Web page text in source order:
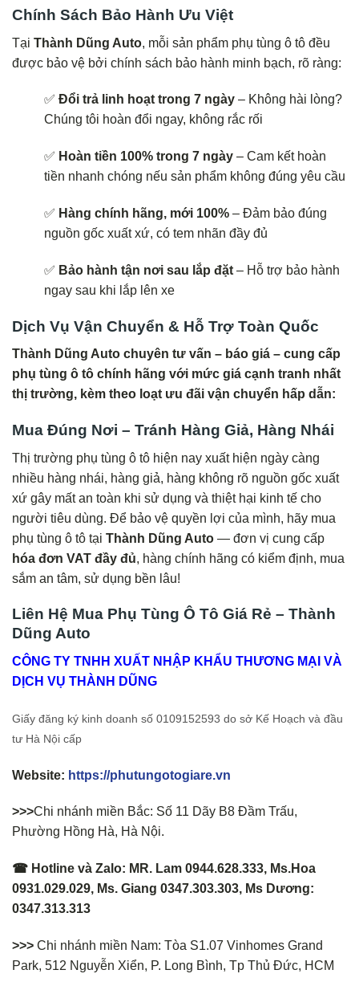
Chính Sách Bảo Hành Ưu Việt
Tại Thành Dũng Auto, mỗi sản phẩm phụ tùng ô tô đều
được bảo vệ bởi chính sách bảo hành minh bạch, rõ ràng:
✅ Đổi trả linh hoạt trong 7 ngày – Không hài lòng?
Chúng tôi hoàn đổi ngay, không rắc rối
✅ Hoàn tiền 100% trong 7 ngày – Cam kết hoàn
tiền nhanh chóng nếu sản phẩm không đúng yêu cầu
✅ Hàng chính hãng, mới 100% – Đảm bảo đúng
nguồn gốc xuất xứ, có tem nhãn đầy đủ
✅ Bảo hành tận nơi sau lắp đặt – Hỗ trợ bảo hành
ngay sau khi lắp lên xe
Dịch Vụ Vận Chuyển & Hỗ Trợ Toàn Quốc
Thành Dũng Auto chuyên tư vấn – báo giá – cung cấp
phụ tùng ô tô chính hãng với mức giá cạnh tranh nhất
thị trường, kèm theo loạt ưu đãi vận chuyển hấp dẫn:
Mua Đúng Nơi – Tránh Hàng Giả, Hàng Nhái
Thị trường phụ tùng ô tô hiện nay xuất hiện ngày càng
nhiều hàng nhái, hàng giả, hàng không rõ nguồn gốc xuất
xứ gây mất an toàn khi sử dụng và thiệt hại kinh tế cho
người tiêu dùng. Để bảo vệ quyền lợi của mình, hãy mua
phụ tùng ô tô tại Thành Dũng Auto — đơn vị cung cấp
hóa đơn VAT đầy đủ, hàng chính hãng có kiểm định, mua
sắm an tâm, sử dụng bền lâu!
Liên Hệ Mua Phụ Tùng Ô Tô Giá Rẻ – Thành
Dũng Auto
CÔNG TY TNHH XUẤT NHẬP KHẨU THƯƠNG MẠI VÀ
DỊCH VỤ THÀNH DŨNG
Giấy đăng ký kinh doanh số 0109152593 do sở Kế Hoạch và đầu
tư Hà Nội cấp
Website: https://phutungotogiare.vn
>>>Chi nhánh miền Bắc: Số 11 Dãy B8 Đầm Trấu,
Phường Hồng Hà, Hà Nội.
☎ Hotline và Zalo: MR. Lam 0944.628.333, Ms.Hoa
0931.029.029, Ms. Giang 0347.303.303, Ms Dương:
0347.313.313
>>> Chi nhánh miền Nam: Tòa S1.07 Vinhomes Grand
Park, 512 Nguyễn Xiển, P. Long Bình, Tp Thủ Đức, HCM